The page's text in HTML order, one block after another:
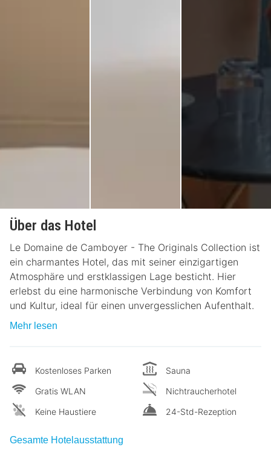
Über das Hotel
Le Domaine de Camboyer - The Originals Collection ist
ein charmantes Hotel, das mit seiner einzigartigen
Atmosphäre und erstklassigen Lage besticht. Hier
erlebst du eine harmonische Verbindung von Komfort
und Kultur, ideal für einen unvergesslichen Aufenthalt.
Mehr lesen
Kostenloses Parken
Gratis WLAN
Keine Haustiere
Sauna
Nichtraucherhotel
24-Std-Rezeption
Gesamte Hotelausstattung